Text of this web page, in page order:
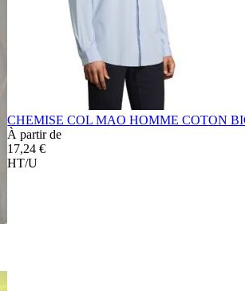
CHEMISE COL MAO HOMME COTON
À partir de
17,24 €
HT/U